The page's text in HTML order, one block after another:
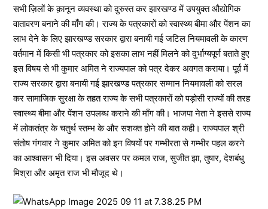
सभी ज़िलों के क़ानून व्यवस्था को दुरुस्त कर झारखण्ड में उपयुक्त औद्योगिक
वातावरण बनाने की माँग की। राज्य के पत्रकारों को स्वास्थ्य बीमा और पेंशन का
लाभ देने के लिए झारखण्ड सरकार द्वारा बनायी गई जटिल नियमावली के कारण
वर्तमान में किसी भी पत्रकार को इसका लाभ नहीं मिलने को दुर्भाग्यपूर्ण बताते हुए
इस विषय से भी कुमार अमित ने राज्यपाल को पत्र देकर अवगत कराया। पूर्व में
राज्य सरकार द्वारा बनायी गई झारखण्ड पत्रकार सम्मान नियमावली को सरल
कर सामाजिक सुरक्षा के तहत राज्य के सभी पत्रकारों को पड़ोसी राज्यों की तरह
स्वास्थ्य बीमा और पेंशन उपलब्ध कराने की माँग की। भाजपा नेता ने इससे राज्य
में लोकतंत्र के चतुर्थ स्तम्भ के और सशक्त होने की बात कही। राज्यपाल श्री
संतोष गंगवार ने कुमार अमित को इन विषयों पर गम्भीरता से गम्भीर पहल करने
का आश्वासन भी दिया। इस अवसर पर कमल राज, सुजीत झा, तुषार, देशबंधु
मिश्रा और अमृत राज भी मौजूद थे।